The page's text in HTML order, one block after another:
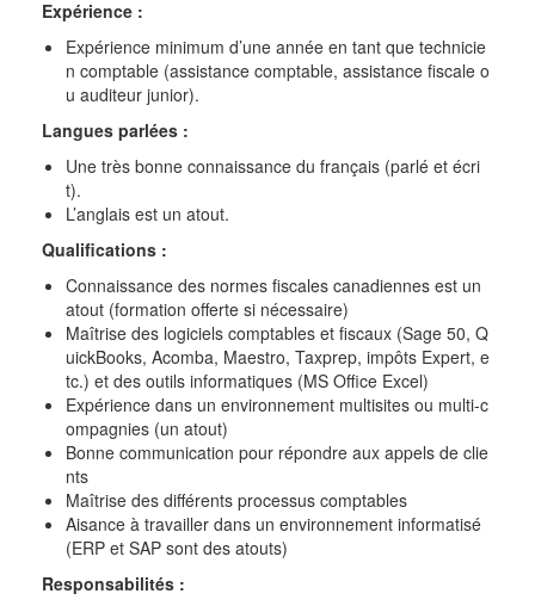
Expérience :
Expérience minimum d’une année en tant que technicie
n comptable (assistance comptable, assistance fiscale o
u auditeur junior).
Langues parlées :
Une très bonne connaissance du français (parlé et écri
t).
L’anglais est un atout.
Qualifications :
Connaissance des normes fiscales canadiennes est un
atout (formation offerte si nécessaire)
Maîtrise des logiciels comptables et fiscaux (Sage 50, Q
uickBooks, Acomba, Maestro, Taxprep, impôts Expert, e
tc.) et des outils informatiques (MS Office Excel)
Expérience dans un environnement multisites ou multi-c
ompagnies (un atout)
Bonne communication pour répondre aux appels de clie
nts
Maîtrise des différents processus comptables
Aisance à travailler dans un environnement informatisé
(ERP et SAP sont des atouts)
Responsabilités :